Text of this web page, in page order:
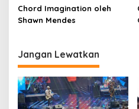
Chord Imagination oleh
Shawn Mendes
Jangan Lewatkan